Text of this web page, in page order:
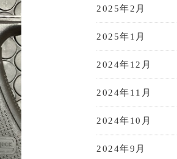
2025年2月
2025年1月
2024年12月
2024年11月
2024年10月
2024年9月